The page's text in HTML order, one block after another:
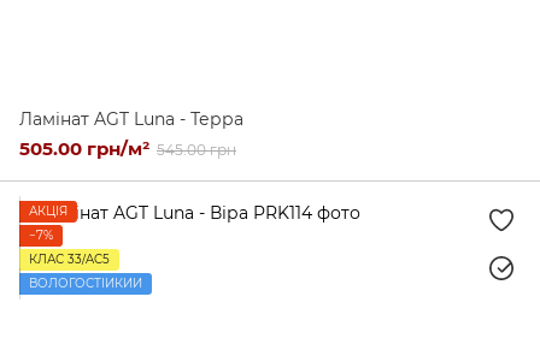
Ламінат AGT Luna - Терра
505.00 грн/м² 545.00 грн
АКЦІЯ
−7%
КЛАС 33/AC5
ВОЛОГОСТІЙКИЙ